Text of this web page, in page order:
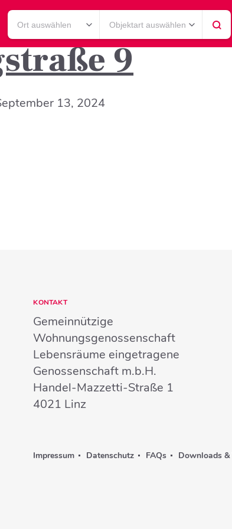
Ort auswählen Objektart auswählen
9
13, 2024
KONTAKT
Gemeinnützige
Wohnungsgenossenschaft
Lebensräume eingetragene
Genossenschaft m.b.H.
Handel-Mazzetti-Straße 1
4021 Linz
Impressum Datenschutz FAQs Downloads